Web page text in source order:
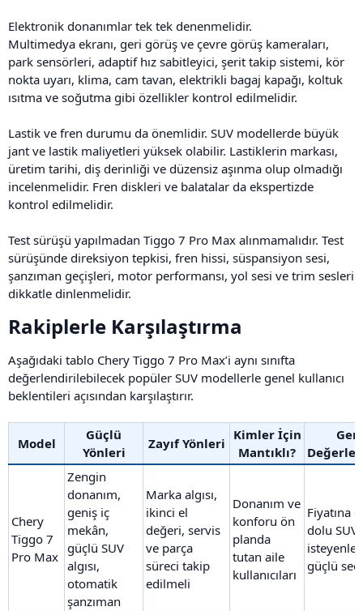
Elektronik donanımlar tek tek denenmelidir.
Multimedya ekranı, geri görüş ve çevre görüş kameraları,
park sensörleri, adaptif hız sabitleyici, şerit takip sistemi, kör
nokta uyarı, klima, cam tavan, elektrikli bagaj kapağı, koltuk
ısıtma ve soğutma gibi özellikler kontrol edilmelidir.
Lastik ve fren durumu da önemlidir. SUV modellerde büyük
jant ve lastik maliyetleri yüksek olabilir. Lastiklerin markası,
üretim tarihi, diş derinliği ve düzensiz aşınma olup olmadığı
incelenmelidir. Fren diskleri ve balatalar da ekspertizde
kontrol edilmelidir.
Test sürüşü yapılmadan Tiggo 7 Pro Max alınmamalıdır. Test
sürüşünde direksiyon tepkisi, fren hissi, süspansiyon sesi,
şanzıman geçişleri, motor performansı, yol sesi ve trim sesleri
dikkatle dinlenmelidir.
Rakiplerle Karşılaştırma​
Aşağıdaki tablo Chery Tiggo 7 Pro Max’i aynı sınıfta
değerlendirilebilecek popüler SUV modellerle genel kullanıcı
beklentileri açısından karşılaştırır.
Model
Güçlü
Yönleri
Zayıf Yönleri
Kimler İçin
Mantıklı?
Chery
Tiggo 7
Pro Max
Zengin
donanım,
geniş iç
mekân,
güçlü SUV
algısı,
otomatik
şanzıman
Marka algısı,
ikinci el
değeri, servis
ve parça
süreci takip
edilmeli
Donanım ve
konforu ön
planda
tutan aile
kullanıcıları
Fiyatına
dolu SUV
güçlü